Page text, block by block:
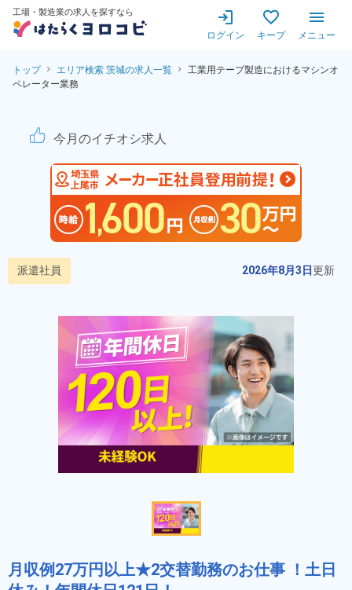
工場・製造業の求人を探すなら
ログイン キープ メニュー
トップ エリア検索 茨城の求人一覧
工業用テープ製造におけるマシンオ
ペレーター業務
工業用テープ製造における
今月のイチオシ求人
派遣社員 2026年8月3日更新
月収例27万円以上★2交替勤務のお仕事 ！土日